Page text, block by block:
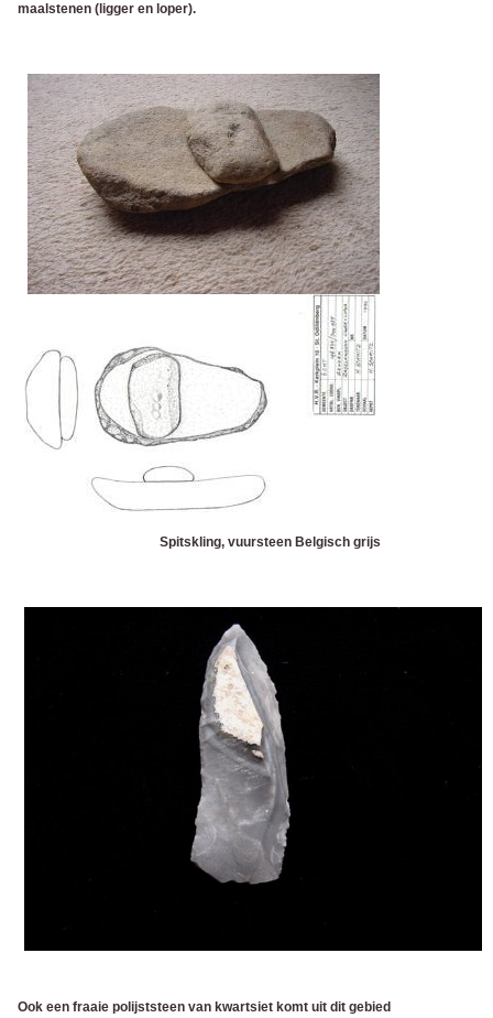
maalstenen (ligger en loper).
Spitskling, vuursteen Belgisch grijs
Ook een fraaie polijststeen van kwartsiet komt uit dit gebied